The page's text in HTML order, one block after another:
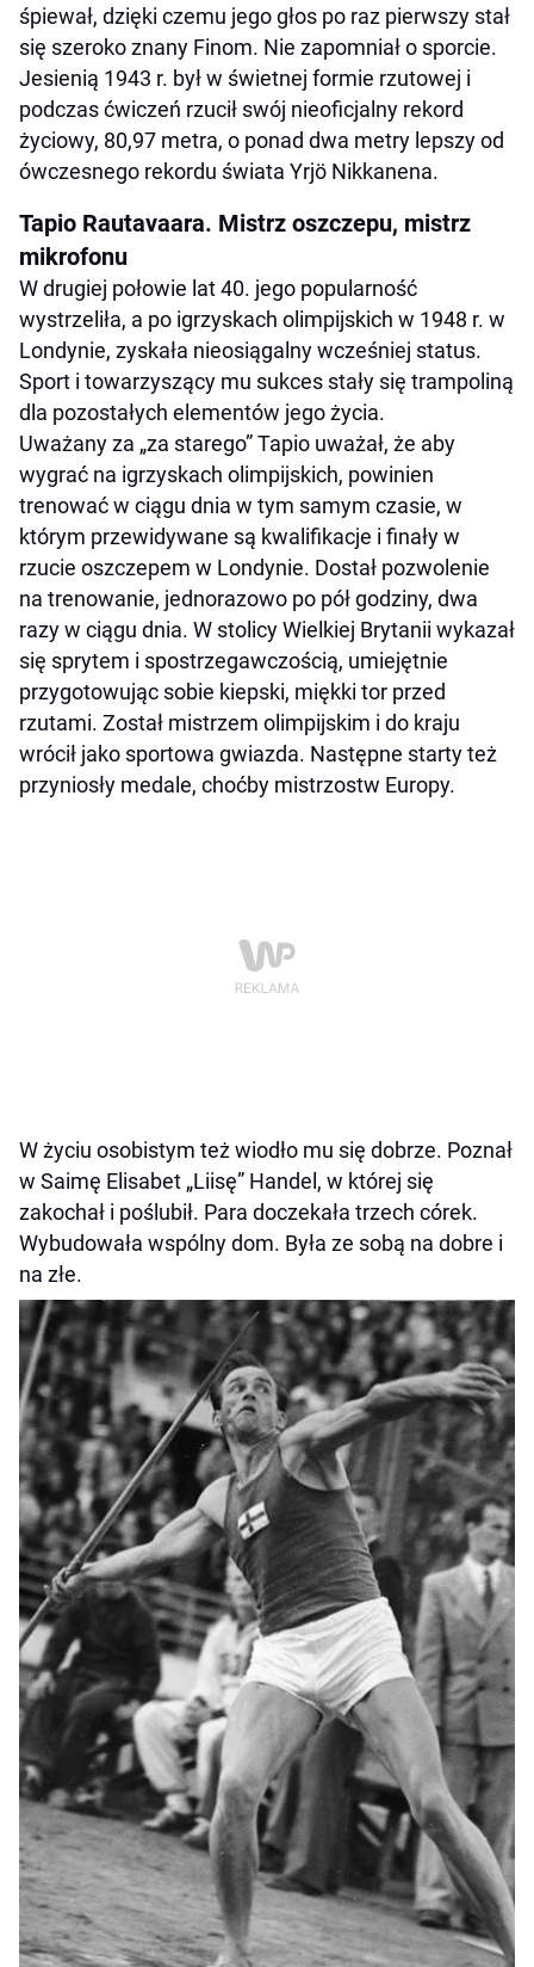
śpiewał, dzięki czemu jego głos po raz pierwszy stał
się szeroko znany Finom. Nie zapomniał o sporcie.
Jesienią 1943 r. był w świetnej formie rzutowej i
podczas ćwiczeń rzucił swój nieoficjalny rekord
życiowy, 80,97 metra, o ponad dwa metry lepszy od
ówczesnego rekordu świata Yrjö Nikkanena.
Tapio Rautavaara. Mistrz oszczepu, mistrz
mikrofonu
W drugiej połowie lat 40. jego popularność
wystrzeliła, a po igrzyskach olimpijskich w 1948 r. w
Londynie, zyskała nieosiągalny wcześniej status.
Sport i towarzyszący mu sukces stały się trampoliną
dla pozostałych elementów jego życia.
Uważany za „za starego” Tapio uważał, że aby
wygrać na igrzyskach olimpijskich, powinien
trenować w ciągu dnia w tym samym czasie, w
którym przewidywane są kwalifikacje i finały w
rzucie oszczepem w Londynie. Dostał pozwolenie
na trenowanie, jednorazowo po pół godziny, dwa
razy w ciągu dnia. W stolicy Wielkiej Brytanii wykazał
się sprytem i spostrzegawczością, umiejętnie
przygotowując sobie kiepski, miękki tor przed
rzutami. Został mistrzem olimpijskim i do kraju
wrócił jako sportowa gwiazda. Następne starty też
przyniosły medale, choćby mistrzostw Europy.
W życiu osobistym też wiodło mu się dobrze. Poznał
w Saimę Elisabet „Liisę” Handel, w której się
zakochał i poślubił. Para doczekała trzech córek.
Wybudowała wspólny dom. Była ze sobą na dobre i
na złe.